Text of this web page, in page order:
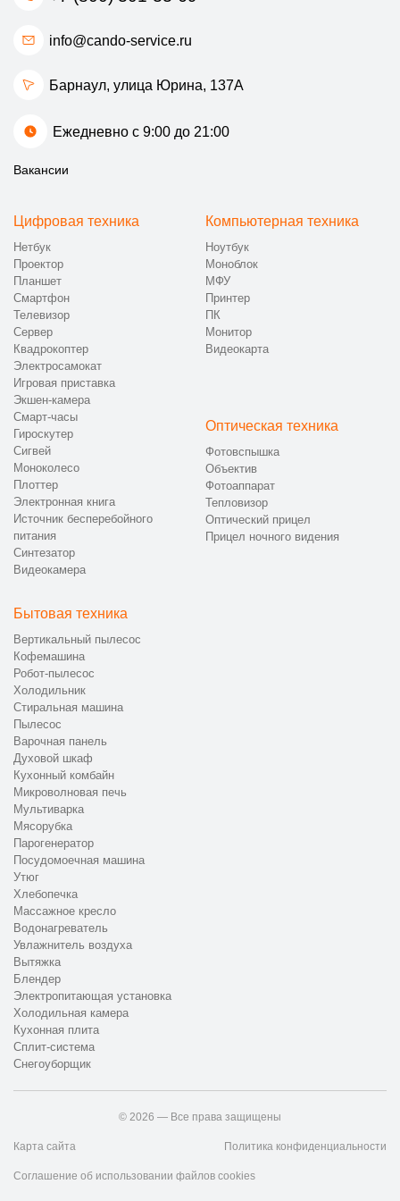
info@cando-service.ru
Барнаул, улица Юрина, 137А
Ежедневно с 9:00 до 21:00
Вакансии
Цифровая техника
Нетбук
Проектор
Планшет
Смартфон
Телевизор
Сервер
Квадрокоптер
Электросамокат
Игровая приставка
Экшен-камера
Смарт-часы
Гироскутер
Сигвей
Моноколесо
Плоттер
Электронная книга
Источник бесперебойного
питания
Синтезатор
Видеокамера
Компьютерная техника
Ноутбук
Моноблок
МФУ
Принтер
ПК
Монитор
Видеокарта
Оптическая техника
Фотовспышка
Объектив
Фотоаппарат
Тепловизор
Оптический прицел
Прицел ночного видения
Бытовая техника
Вертикальный пылесос
Кофемашина
Робот-пылесос
Холодильник
Стиральная машина
Пылесос
Варочная панель
Духовой шкаф
Кухонный комбайн
Микроволновая печь
Мультиварка
Мясорубка
Парогенератор
Посудомоечная машина
Утюг
Хлебопечка
Массажное кресло
Водонагреватель
Увлажнитель воздуха
Вытяжка
Блендер
Электропитающая установка
Холодильная камера
Кухонная плита
Сплит-система
Снегоуборщик
© 2026 — Все права защищены
Карта сайта Политика конфиденциальности
Соглашение об использовании файлов cookies